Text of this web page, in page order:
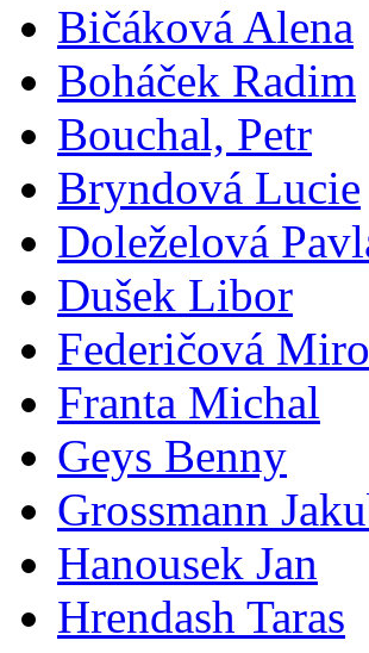
Bičáková Alena
Boháček Radim
Bouchal, Petr
Bryndová Lucie
Doleželová
Dušek Libor
Federičová
Franta Michal
Geys Benny
Grossmann
Hanousek Jan
Hrendash Taras